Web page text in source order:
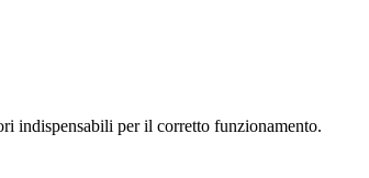
indispensabili per il corretto funzionamento.